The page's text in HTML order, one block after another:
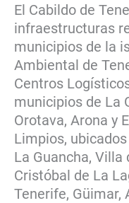
El Cabildo de
infraestructuras
municipios de la
Ambiental de
Centros
municipios de La
Orotava, Arona y
Limpios,
La Guancha, Villa
Cristóbal de La
Tenerife, Güimar,